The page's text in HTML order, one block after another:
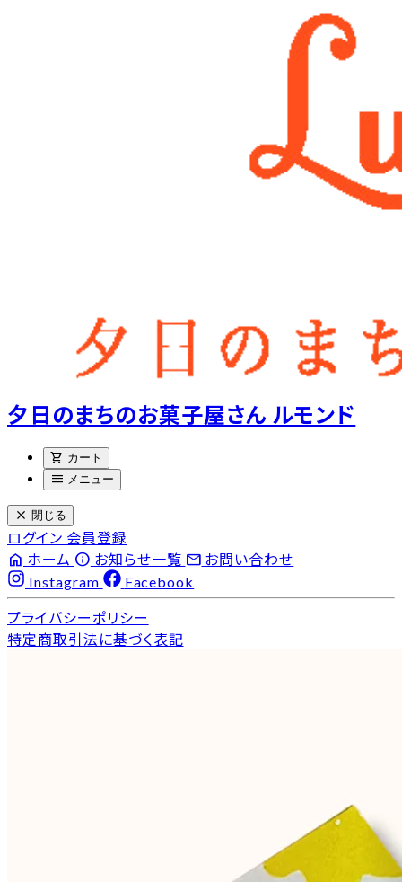
夕日のまちのお菓子屋さん ルモンド
shopping_cart カート
menu メニュー
close 閉じる
ログイン 会員登録
home ホーム info お知らせ一覧 email お問い合わせ
Instagram
Facebook
プライバシーポリシー
特定商取引法に基づく表記